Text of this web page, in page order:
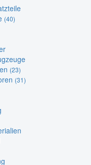
(40)
(23)
(31)